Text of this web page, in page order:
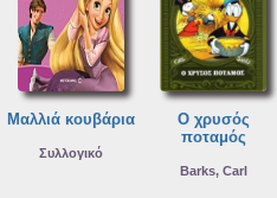
Μαλλιά κουβάρια
Συλλογικό
Ο χρυσός
ποταμός
Barks, Carl